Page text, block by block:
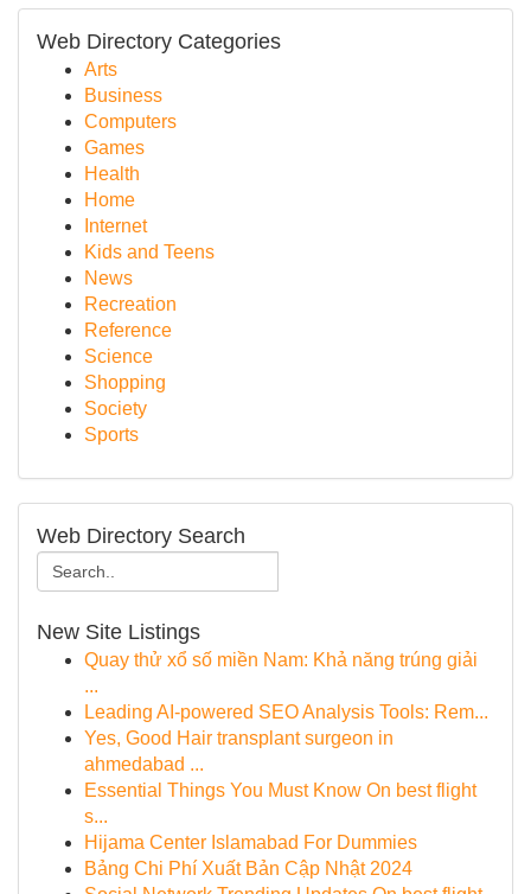
Web Directory Categories
Arts
Business
Computers
Games
Health
Home
Internet
Kids and Teens
News
Recreation
Reference
Science
Shopping
Society
Sports
Web Directory Search
New Site Listings
Quay thử xổ số miền Nam: Khả năng trúng giải
...
Leading AI-powered SEO Analysis Tools: Rem...
Yes, Good Hair transplant surgeon in
ahmedabad ...
Essential Things You Must Know On best flight
s...
Hijama Center Islamabad For Dummies
Bảng Chi Phí Xuất Bản Cập Nhật 2024